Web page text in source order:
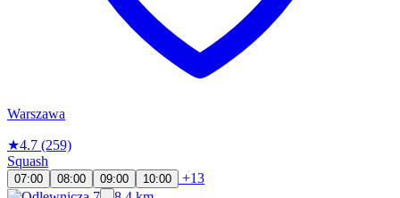
Warszawa
★4.7 (259)
Squash
07:00 08:00 09:00 10:00
+13